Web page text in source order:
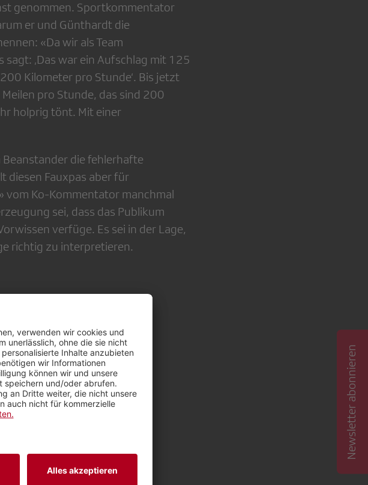
genommen. Sportkommentator
er und Günthardt die
«Da wir als Team
‚Das war ein Aufschlag mit 125
Kilometer pro Stunde‘. Bis jetzt
pro Stunde, das sind 200
holprig tönt. Mit einer
die fehlerhafte
diesen Fauxpas aber für
vom Ko-Kommentator manchmal
sei, dass das Publikum
verfüge. Es sei in der Lage,
richtig zu interpretieren.
Günthardt (v.l.), © SRF
Newsletter abonnieren